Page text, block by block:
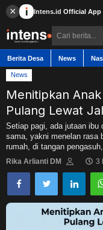
× Intens.id Official App
Berita Desa News
Berita Desa
Contact
News
Nasional
News
Menitipkan
Pulang Lewat
Setiap pagi, ada jutaan ibu
sama, yakni menelan rasa
rumah, di tangan
Rika Arlianti DM 3